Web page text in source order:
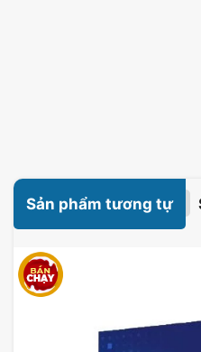
Sản phẩm tương tự